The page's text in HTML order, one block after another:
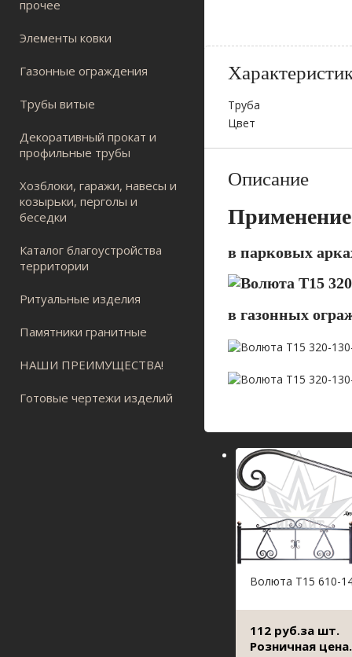
прочее
Элементы ковки
Газонные ограждения
Трубы витые
Декоративный прокат и
профильные трубы
Хозблоки, гаражи, навесы и
козырьки, перголы и
беседки
Каталог благоустройства
территории
Ритуальные изделия
Памятники гранитные
НАШИ ПРЕИМУЩЕСТВА!
Готовые чертежи изделий
Труба
Цвет
Описание
Применение
в парковых
в газонных
Волюта Т15 610-
112 руб.за шт.
Розничная цена.